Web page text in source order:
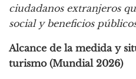
ciudadanos extranjeros
social y beneficios
Alcance de la medida y
turismo (Mundial 2026)